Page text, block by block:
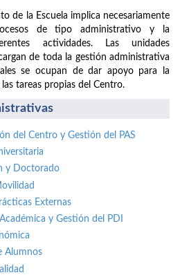
de la Escuela implica necesariamente
de tipo administrativo y la
actividades. Las unidades
de toda la gestión administrativa
se ocupan de dar apoyo para la
tareas propias del Centro.
del Centro y Gestión del PAS
y Doctorado
Externas
y Gestión del PDI
Alumnos